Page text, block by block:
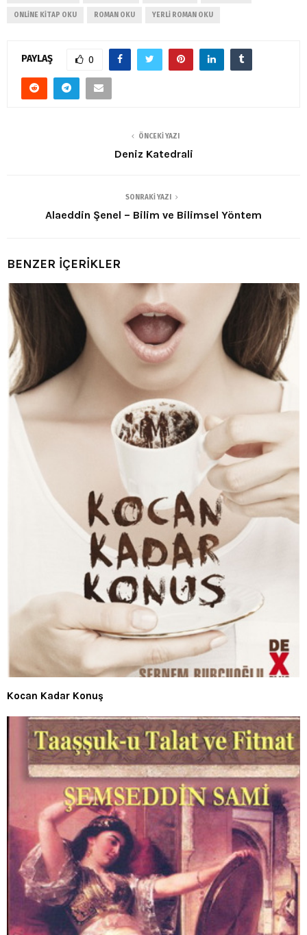
ONLINE KITAP OKU ROMAN OKU YERLI ROMAN OKU
PAYLAŞ 0
ÖNCEKI YAZI
Deniz Katedrali
SONRAKI YAZI
Alaeddin Şenel – Bilim ve Bilimsel Yöntem
BENZER İÇERİKLER
Kocan Kadar Konuş